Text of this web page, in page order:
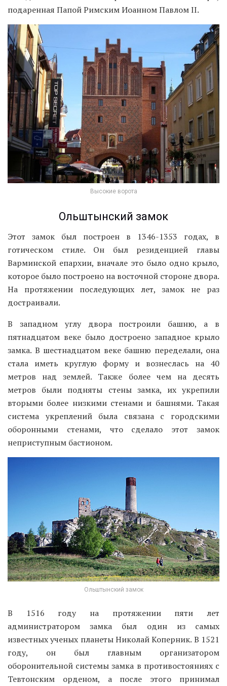
подаренная Папой Римским Иоанном Павлом II.
Высокие ворота
Ольштынский замок
Этот замок был построен в 1346-1353 годах, в
готическом стиле. Он был резиденцией главы
Варминской епархии, вначале это было одно крыло,
которое было построено на восточной стороне двора.
На протяжении последующих лет, замок не раз
достраивали.
В западном углу двора построили башню, а в
пятнадцатом веке было достроено западное крыло
замка. В шестнадцатом веке башню переделали, она
стала иметь круглую форму и вознеслась на 40
метров над землей. Также более чем на десять
метров были подняты стены замка, их укрепили
вторыми более низкими стенами и башнями. Такая
система укреплений была связана с городскими
оборонными стенами, что сделало этот замок
неприступным бастионом.
Ольштынский замок
В 1516 году на протяжении пяти лет
администратором замка был один из самых
известных ученых планеты Николай Коперник. В 1521
году, он был главным организатором
оборонительной системы замка в противостояниях с
Тевтонским орденом, а после этого принимал